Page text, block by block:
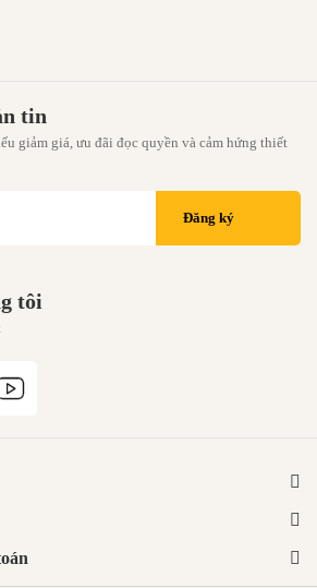
tin
giảm giá, ưu đãi đọc quyền và cảm hứng thiết
Đăng ký
tôi